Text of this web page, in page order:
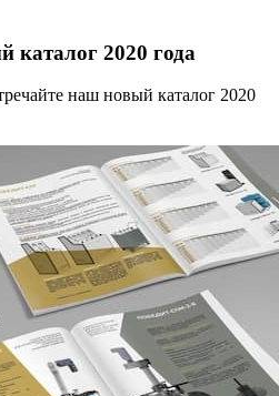
каталог 2020 года
наш новый каталог 2020